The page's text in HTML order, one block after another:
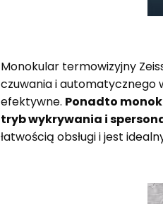
Monokular termowizyjny
czuwania i automatycznego
efektywne. Ponadto
tryb wykrywania i
łatwością obsługi i jest